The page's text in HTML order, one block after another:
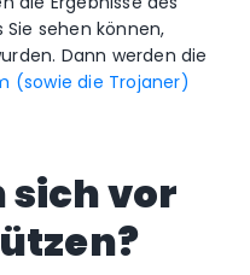
sehen können,
Dann werden die
(sowie die Trojaner)
sich vor